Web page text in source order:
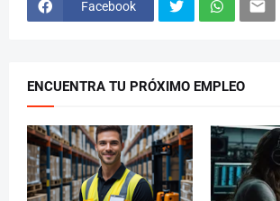
Facebook
ENCUENTRA TU PRÓXIMO EMPLEO